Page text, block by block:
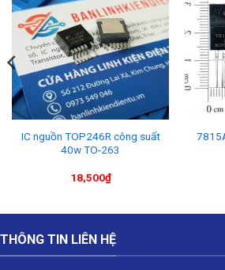
IC nguồn TOP246R công suất
40w TO-263
18,500₫
THÔNG TIN LIÊN HỆ